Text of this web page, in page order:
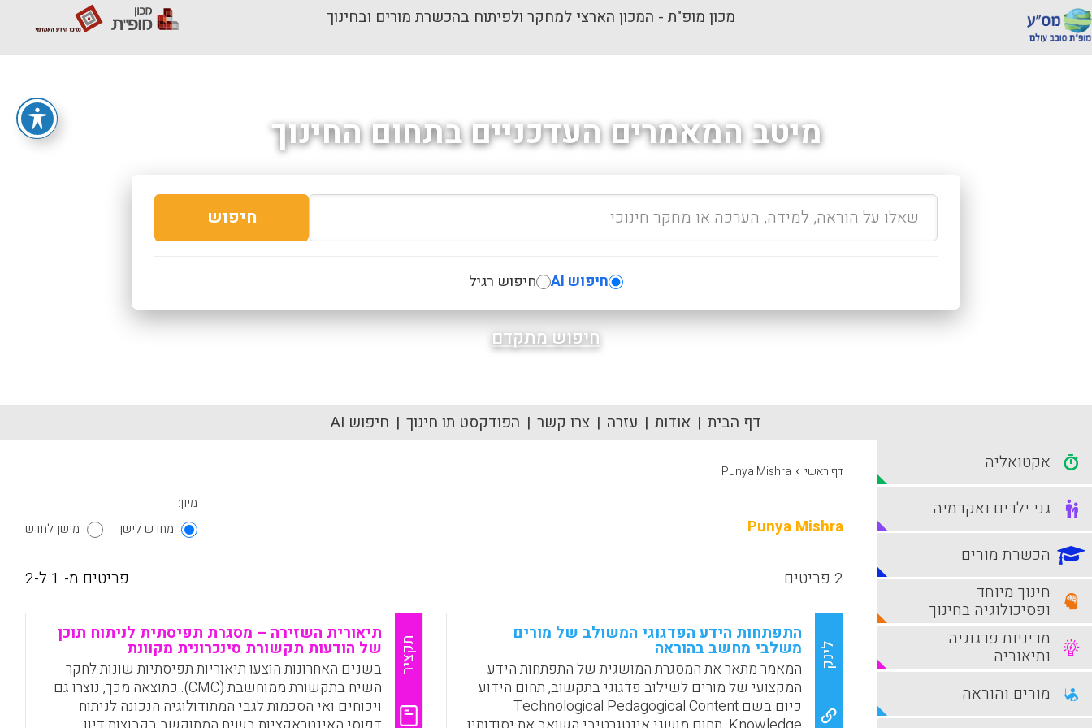
מכון מופ"ת - המכון הארצי למחקר ולפיתוח בהכשרת מורים ובחינוך
מיטב המאמרים העדכניים בתחום החינוך
חיפוש
חיפוש AI חיפוש רגיל
חיפוש מתקדם
דף הבית אודות עזרה צרו קשר הפודקסט תו חינוך חיפוש AI
דף ראשי ›
Punya Mishra
Punya Mishra
מיון:
מחדש לישן
מישן לחדש
2 פריטים פריטים מ- 1 ל-2
לינק
התפתחות הידע הפדגוגי המשולב של מורים
משלבי מחשב בהוראה
המאמר מתאר את המסגרת המושגית של התפתחות הידע
המקצועי של מורים לשילוב פדגוגי בתקשוב, תחום הידוע
כיום בשם Technological Pedagogical Content
תקציר
תיאורית השזירה – מסגרת תפיסתית לניתוח תוכן
של הודעות תקשורת סינכרונית מקוונת
בשנים האחרונות הוצעו תיאוריות תפיסתיות שונות לחקר
השיח בתקשורת ממוחשבת (CMC). כתוצאה מכך, נוצרו גם
ויכוחים ואי הסכמות לגבי המתודולוגיה הנכונה לניתוח
אקטואליה
גני ילדים ואקדמיה
הכשרת מורים
חינוך מיוחד
ופסיכולוגיה בחינוך
מדיניות פדגוגיה
ותיאוריה
מורים והוראה